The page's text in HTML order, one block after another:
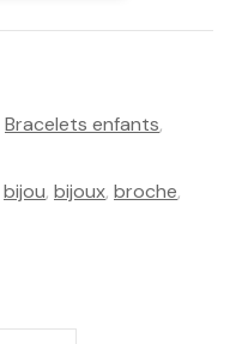
Bracelets enfants,
bijou, bijoux, broche,